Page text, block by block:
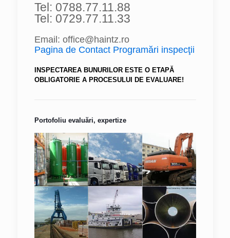
Tel: 0788.77.11.88
Tel: 0729.77.11.33
Email: office@haintz.ro
Pagina de Contact Programări inspecţii
INSPECTAREA BUNURILOR ESTE O ETAPĂ
OBLIGATORIE A PROCESULUI DE EVALUARE!
Portofoliu evaluări, expertize